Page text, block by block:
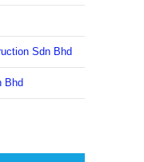
Sdn Bhd
Bhd